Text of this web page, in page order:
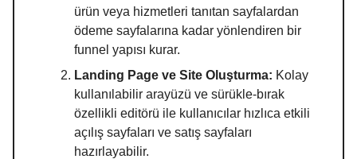
ürün veya hizmetleri tanıtan sayfalardan
ödeme sayfalarına kadar yönlendiren bir
funnel yapısı kurar.
Landing Page ve Site Oluşturma: Kolay
kullanılabilir arayüzü ve sürükle-bırak
özellikli editörü ile kullanıcılar hızlıca etkili
açılış sayfaları ve satış sayfaları
hazırlayabilir.